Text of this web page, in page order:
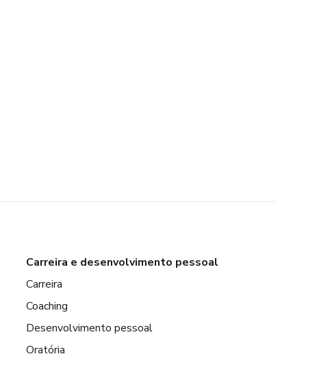
Carreira e desenvolvimento pessoal
Carreira
Coaching
Desenvolvimento pessoal
Oratória